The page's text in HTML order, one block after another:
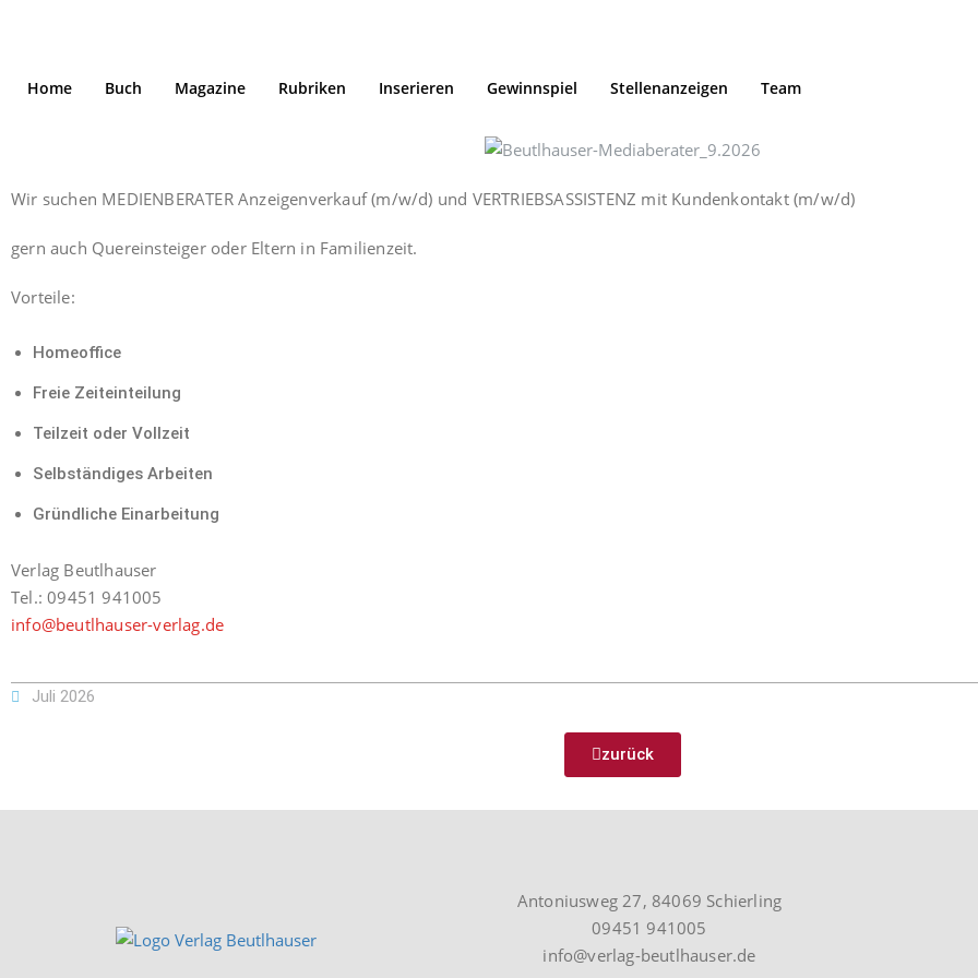
Home Buch Magazine Rubriken Inserieren Gewinnspiel Stellenanzeigen Team
Wir suchen MEDIENBERATER Anzeigenverkauf (m/w/d) und VERTRIEBSASSISTENZ mit Kundenkontakt (m/w/d)
gern auch Quereinsteiger oder Eltern in Familienzeit.
Vorteile:
Homeoffice
Freie Zeiteinteilung
Teilzeit oder Vollzeit
Selbständiges Arbeiten
Gründliche Einarbeitung
Verlag Beutlhauser
Tel.: 09451 941005
info@beutlhauser-verlag.de
Juli 2026
zurück
Antoniusweg 27, 84069 Schierling
09451 941005
info@verlag-beutlhauser.de